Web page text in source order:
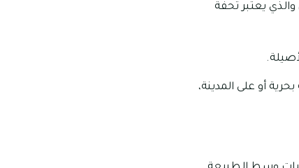
يعتبر تحفة
أو على المدينة،